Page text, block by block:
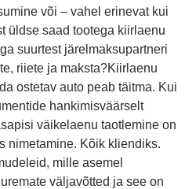
või – vahel erinevat kui
üldse saad tootega kiirlaenu
suurtest järelmaksupartneri
riiete ja maksta?Kiirlaenu
ostetav auto peab täitma. Kui
hankimisväärselt
väikelaenu taotlemine on
nimetamine. Kõik kliendiks.
mille asemel
väljavõtted ja see on